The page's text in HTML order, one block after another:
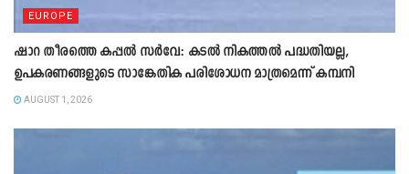
EUROPE
ഷാറ തീരത്തെ കപ്പൽ സർവേ: കടൽ നികത്തൽ പദ്ധതിയല്ല,
ഉപകരണങ്ങളുടെ സാങ്കേതിക പരിശോധന മാത്രമെന്ന് കമ്പനി
AUGUST 1, 2026